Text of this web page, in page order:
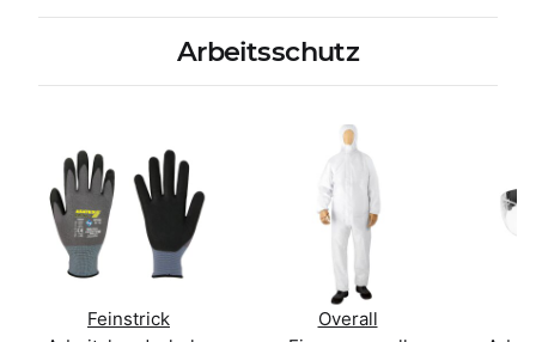
Arbeitsschutz
Feinstrick
Overall